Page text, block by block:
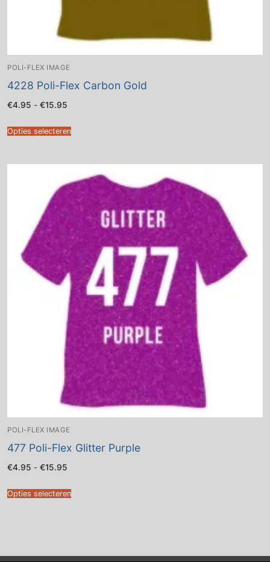
POLI-FLEX IMAGE
4228 Poli-Flex Carbon Gold
€4.95 - €15.95
€15.95
Opties selecteren
POLI-FLEX IMAGE
477 Poli-Flex Glitter Purple
€4.95 - €15.95
€15.95
Opties selecteren